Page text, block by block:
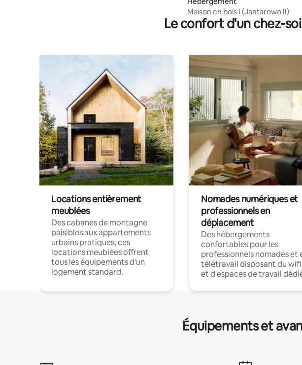
Maison en bois I (Jantarowo II)
Le confort d'un chez-
Locations entièrement
meublées
Des cabanes de montagne
paisibles aux appartements
urbains pratiques, ces
locations meublées offrent
tous les équipements d'un
logement standard.
Nomades numériques et
professionnels en
déplacement
Des hébergements
confortables pour les
professionnels nomades et
télétravail disposant du wifi
et d'espaces de travail
Équipements et